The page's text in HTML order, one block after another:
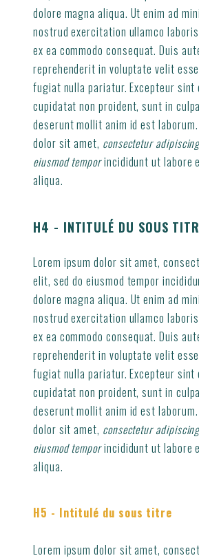
dolore magna aliqua. Ut enim ad
nostrud exercitation ullamco
ex ea commodo consequat. Duis
reprehenderit in voluptate velit
fugiat nulla pariatur. Excepteur sint
cupidatat non proident, sunt in
deserunt mollit anim id est
dolor sit amet, consectetur
eiusmod temporincididunt ut labore
aliqua.
H4 - INTITULÉ DU SOUS
Lorem ipsum dolor sit amet,
elit, sed do eiusmod tempor
dolore magna aliqua. Ut enim ad
nostrud exercitation ullamco
ex ea commodo consequat. Duis
reprehenderit in voluptate velit
fugiat nulla pariatur. Excepteur sint
cupidatat non proident, sunt in
deserunt mollit anim id est
dolor sit amet, consectetur
eiusmod temporincididunt ut labore
aliqua.
H5 - Intitulé du sous titre
Lorem ipsum dolor sit amet,